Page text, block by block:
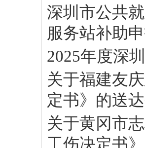
深圳市公共
服务站补助
2025年度深
关于福建友
定书》的送
关于黄冈市
工伤决定书